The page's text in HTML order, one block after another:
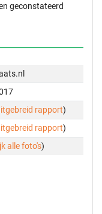
geconstateerd
rapport)
rapport)
alle foto's)